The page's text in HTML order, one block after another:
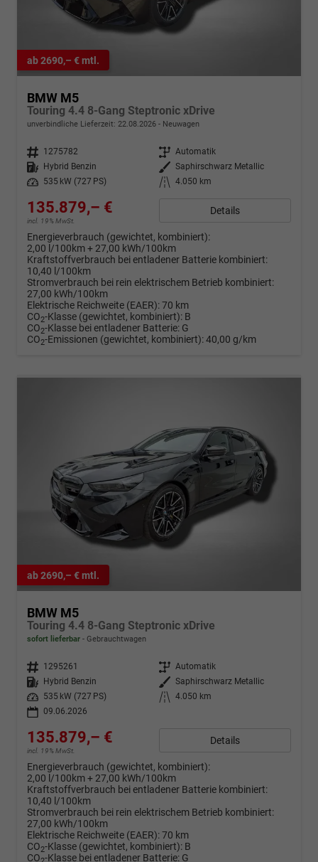
ab 2690,– € mtl.
BMW M5
Touring 4.4 8-Gang Steptronic xDrive
unverbindliche Lieferzeit: 22.08.2026 Neuwagen
Fahrzeugnr. 1275782 Getriebe Automatik
Kraftstoff
Hybrid Benzin Außenfarbe Saphirschwarz Metallic
Leistung
535 kW (727 PS) Kilometerstand 4.050 km
135.879,– €
incl. 19% MwSt.
Details
Energieverbrauch (gewichtet, kombiniert):
2,00 l/100km + 27,00 kWh/100km
Kraftstoffverbrauch bei entladener Batterie kombiniert:
10,40 l/100km
Stromverbrauch bei rein elektrischem Betrieb kombiniert:
27,00 kWh/100km
Elektrische Reichweite (EAER):70 km
CO2-Klasse (gewichtet, kombiniert): B
CO2-Klasse bei entladener Batterie: G
CO2-Emissionen (gewichtet, kombiniert):40,00 g/km
ab 2690,– € mtl.
BMW M5
Touring 4.4 8-Gang Steptronic xDrive
sofort lieferbar Gebrauchtwagen
Fahrzeugnr. 1295261 Getriebe Automatik
Kraftstoff
Hybrid Benzin Außenfarbe Saphirschwarz Metallic
Leistung
535 kW (727 PS) Kilometerstand
4.050 km
09.06.2026
135.879,– €
incl. 19% MwSt.
Details
Energieverbrauch (gewichtet, kombiniert):
2,00 l/100km + 27,00 kWh/100km
Kraftstoffverbrauch bei entladener Batterie kombiniert:
10,40 l/100km
Stromverbrauch bei rein elektrischem Betrieb kombiniert:
27,00 kWh/100km
Elektrische Reichweite (EAER):70 km
CO2-Klasse (gewichtet, kombiniert): B
CO -Klasse bei entladener Batterie: G